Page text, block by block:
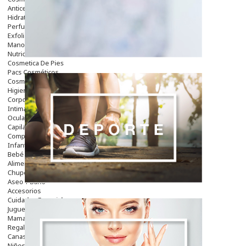
Anticelulíticos
Hidratantes Corporales
Perfumes Y Colonias
Exfoliantes Corporales
Manos Y Uñas
Nutricosmética
Cosmetica De Pies
Pacs Cosméticos
Cosmetica Facial Piel Sensible
Higiene
Corporal
Intima
Ocular
Capilar
Complementos
Infantil
Bebé
Alimentación Y Complementos
Chupetes Y Mordedores
Aseo Y Baño
Accesorios
Cuidados Especiales
Juguetes
Mama
Regalos
Canastilla